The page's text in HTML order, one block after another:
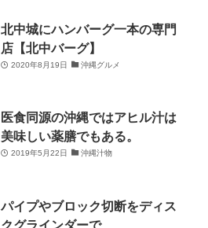
北中城にハンバーグ一本の専門
店【北中バーグ】
2020年8月19日 沖縄グルメ
医食同源の沖縄ではアヒル汁は
美味しい薬膳でもある。
2019年5月22日 沖縄汁物
パイプやブロック切断をディス
クグラインダーで